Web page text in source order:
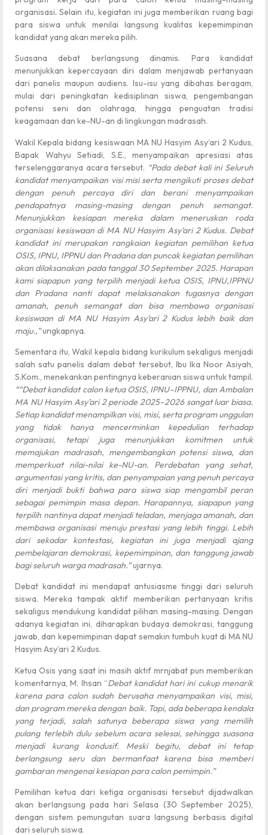
organisasi. Selain itu, kegiatan ini juga memberikan ruang bagi
para siswa untuk menilai langsung kualitas kepemimpinan
kandidat yang akan mereka pilih.
Suasana debat berlangsung dinamis. Para kandidat
menunjukkan kepercayaan diri dalam menjawab pertanyaan
dari panelis maupun audiens. Isu-isu yang dibahas beragam,
mulai dari peningkatan kedisiplinan siswa, pengembangan
potensi seni dan olahraga, hingga penguatan tradisi
keagamaan dan ke-NU-an di lingkungan madrasah.
Wakil Kepala bidang kesiswaan MA NU Hasyim Asy’ari 2 Kudus,
Bapak Wahyu Setiadi, S.E., menyampaikan apresiasi atas
terselenggaranya acara tersebut. “Pada debat kali ini Seluruh
kandidat menyampaikan visi misi serta mengikuti proses debat
dengan penuh percaya diri dan berani menyampaikan
pendapatnya masing-masing dengan penuh semangat.
Menunjukkan kesiapan mereka dalam meneruskan roda
organisasi kesiswaan di MA NU Hasyim Asy’ari 2 Kudus. Debat
kandidat ini merupakan rangkaian kegiatan pemilihan ketua
OSIS, IPNU, IPPNU dan Pradana dan puncak kegiatan pemilihan
akan dilaksanakan pada tanggal 30 September 2025. Harapan
kami siapapun yang terpilih menjadi ketua OSIS, IPNU,IPPNU
dan Pradana nanti dapat melaksanakan tugasnya dengan
amanah, penuh semangat dan bisa membawa organisasi
kesiswaan di MA NU Hasyim Asy’ari 2 Kudus lebih baik dan
maju.,”ungkapnya.
Sementara itu, Wakil kepala bidang kurikulum sekaligus menjadi
salah satu panelis dalam debat tersebut, Ibu Ika Noor Asiyah,
S.Kom., menekankan pentingnya keberanian siswa untuk tampil.
““Debat kandidat calon ketua OSIS, IPNU–IPPNU, dan Ambalan
MA NU Hasyim Asy’ari 2 periode 2025–2026 sangat luar biasa.
Setiap kandidat menampilkan visi, misi, serta program unggulan
yang tidak hanya mencerminkan kepedulian terhadap
organisasi, tetapi juga menunjukkan komitmen untuk
memajukan madrasah, mengembangkan potensi siswa, dan
memperkuat nilai-nilai ke-NU-an. Perdebatan yang sehat,
argumentasi yang kritis, dan penyampaian yang penuh percaya
diri menjadi bukti bahwa para siswa siap mengambil peran
sebagai pemimpin masa depan. Harapannya, siapapun yang
terpilih nantinya dapat menjadi teladan, menjaga amanah, dan
membawa organisasi menuju prestasi yang lebih tinggi. Lebih
dari sekadar kontestasi, kegiatan ini juga menjadi ajang
pembelajaran demokrasi, kepemimpinan, dan tanggung jawab
bagi seluruh warga madrasah.”ujarnya.
Debat kandidat ini mendapat antusiasme tinggi dari seluruh
siswa. Mereka tampak aktif memberikan pertanyaan kritis
sekaligus mendukung kandidat pilihan masing-masing. Dengan
adanya kegiatan ini, diharapkan budaya demokrasi, tanggung
jawab, dan kepemimpinan dapat semakin tumbuh kuat di MA NU
Hasyim Asy’ari 2 Kudus.
Ketua Osis yang saat ini masih aktif mrnjabat pun memberikan
komentarnya, M. Ihsan “Debat kandidat hari ini cukup menarik
karena para calon sudah berusaha menyampaikan visi, misi,
dan program mereka dengan baik. Tapi, ada beberapa kendala
yang terjadi, salah satunya beberapa siswa yang memilih
pulang terlebih dulu sebelum acara selesai, sehingga suasana
menjadi kurang kondusif. Meski begitu, debat ini tetap
berlangsung seru dan bermanfaat karena bisa memberi
gambaran mengenai kesiapan para calon pemimpin.”
Pemilihan ketua dari ketiga organisasi tersebut dijadwalkan
akan berlangsung pada hari Selasa (30 September 2025),
dengan sistem pemungutan suara langsung berbasis digital
dari seluruh siswa.